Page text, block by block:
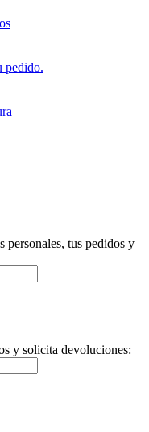
pedido.
personales, tus pedidos y
y solicita devoluciones: